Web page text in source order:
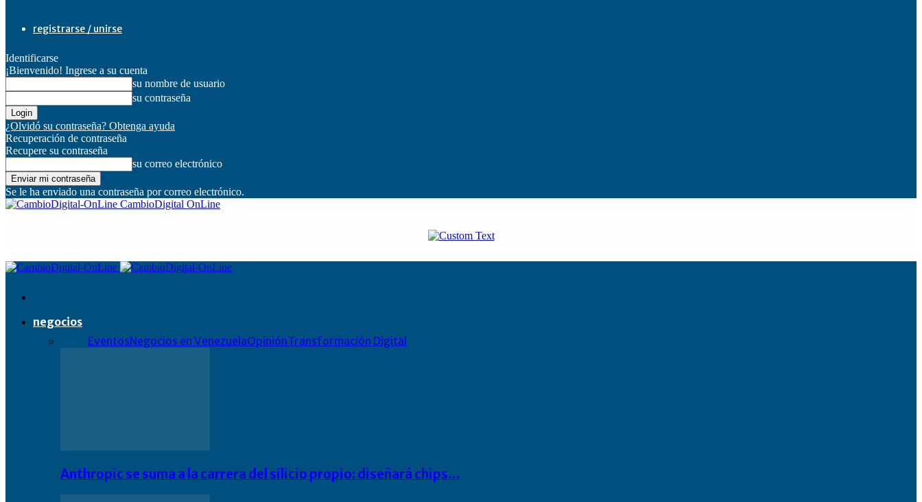
registrarse / unirse
Identificarse
¡Bienvenido! Ingrese a su cuenta
su nombre de usuario
su contraseña
¿Olvidó su contraseña? Obtenga ayuda
Recuperación de contraseña
Recupere su contraseña
su correo electrónico
Se le ha enviado una contraseña por correo electrónico.
CambioDigital OnLine
negocios
EventosNegocios en VenezuelaOpiniónTransformación Digital
Anthropic se suma a la carrera del silicio propio: diseñará chips…